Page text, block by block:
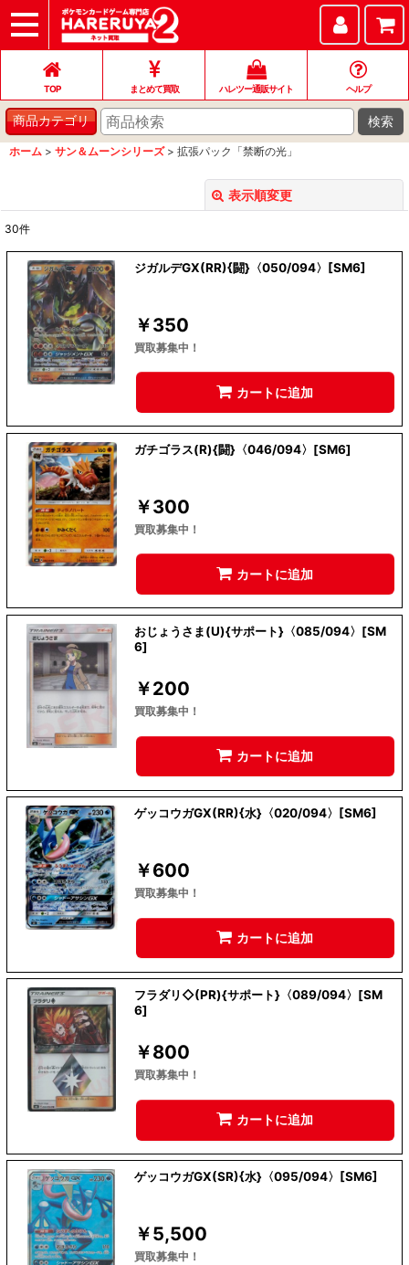
TOP
まとめて買取
ハレツー通販サイト
ヘルプ
お問い合わせ
TOP まとめて買取 ハレツー通販サイト ヘルプ
商品カテゴリ 検索
ホーム > サン＆ムーンシリーズ > 拡張パック「禁断の光」
表示順変更
並び順
絞り込む
30件
ジガルデGX(RR){闘}〈050/094〉[SM6]
￥350
買取募集中！
カートに追加
ガチゴラス(R){闘}〈046/094〉[SM6]
￥300
買取募集中！
カートに追加
おじょうさま(U){サポート}〈085/094〉[SM
6]
￥200
買取募集中！
カートに追加
ゲッコウガGX(RR){水}〈020/094〉[SM6]
￥600
買取募集中！
カートに追加
フラダリ◇(PR){サポート}〈089/094〉[SM
6]
￥800
買取募集中！
カートに追加
ゲッコウガGX(SR){水}〈095/094〉[SM6]
￥5,500
買取募集中！